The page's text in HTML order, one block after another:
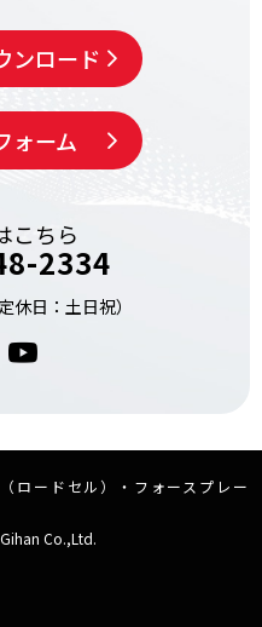
ンロード
ォーム
こちら
2334
休日：土日祝）
X
Co.,Ltd.
ロードセル）・フォースプレー